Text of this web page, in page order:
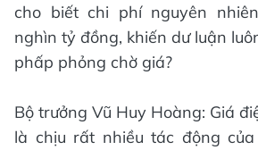
cho biết chi phí nguyên
nghìn tỷ đồng, khiến dư luận
phấp phỏng chờ giá?
Bộ trưởng Vũ Huy Hoàng: Giá
là chịu rất nhiều tác động